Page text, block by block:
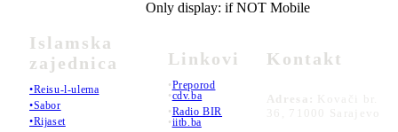
Islamska
zajednica
•Reisu-l-ulema
•Sabor
•Rijaset
Only display: if NOT Mobile
Linkovi
•Preporod
•cdv.ba
•Radio BIR
•iitb.ba
Kontakt
Adresa:
Kovači br.
36, 71000 Sarajevo